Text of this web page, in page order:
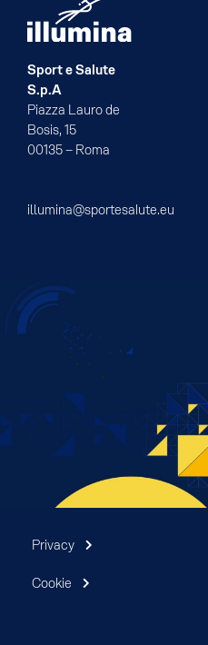
Sport e Salute
S.p.A
Piazza Lauro de
Bosis, 15
00135 – Roma
illumina@sportesalute.eu
Privacy
Cookie